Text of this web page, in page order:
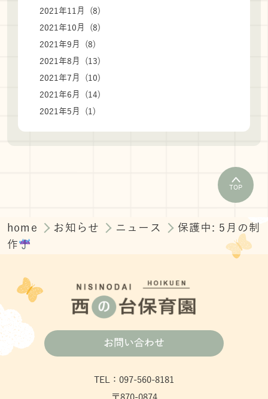
2021年11月 (8)
2021年10月 (8)
2021年9月 (8)
2021年8月 (13)
2021年7月 (10)
2021年6月 (14)
2021年5月 (1)
TOP
home お知らせ ニュース
保護中: 5月の制
作
お問い合わせ
TEL：097-560-8181
〒870-0874